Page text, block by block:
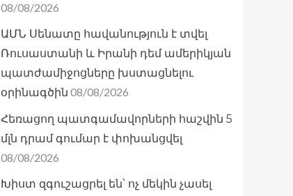
08/08/2026
ԱՄՆ Սենատը հավանություն է տվել
Ռուսաստանի և Իրանի դեմ ամերիկյան
պատժամիջոցները խստացնելու
օրինագծին 08/08/2026
Հեռացող պատգամավորների հաշվին 5
մլն դրամ գումար է փոխանցվել
08/08/2026
Խիստ զգուշացրել են՝ ոչ մեկին չասել